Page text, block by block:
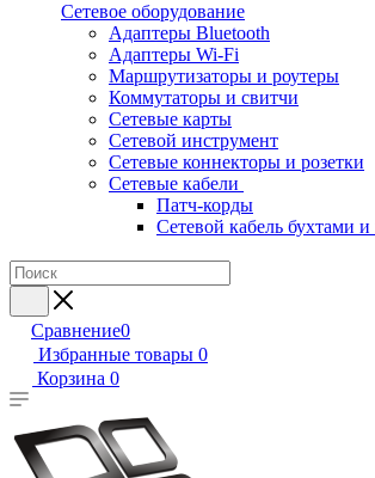
Сетевое оборудование
Адаптеры Bluetooth
Адаптеры Wi-Fi
Маршрутизаторы и роутеры
Коммутаторы и свитчи
Сетевые карты
Сетевой инструмент
Сетевые коннекторы и розетки
Сетевые кабели
Патч-корды
Сетевой кабель бухтами
Сравнение0
Избранные товары 0
Корзина 0